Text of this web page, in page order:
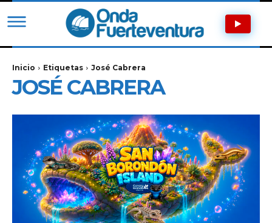
Inicio Etiquetas José Cabrera
JOSÉ CABRERA